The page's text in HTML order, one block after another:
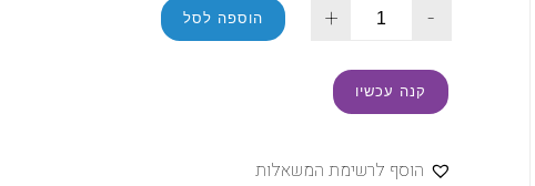
-
+ הוספה לסל
קנה עכשיו
הוסף לרשימת המשאלות